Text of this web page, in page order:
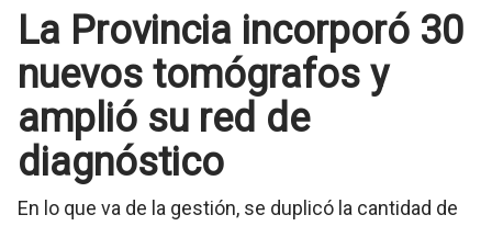
La Provincia incorporó 30
nuevos tomógrafos y
amplió su red de
diagnóstico
En lo que va de la gestión, se duplicó la cantidad de